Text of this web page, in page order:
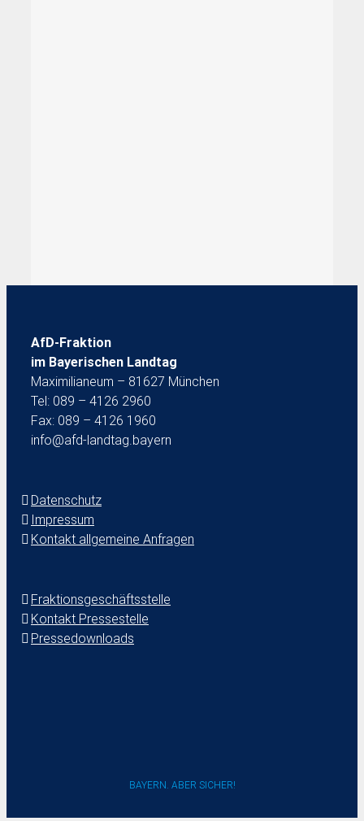
AfD-Fraktion
im Bayerischen Landtag
Maximilianeum – 81627 München
Tel: 089 – 4126 2960
Fax: 089 – 4126 1960
info@afd-landtag.bayern
Datenschutz
Impressum
Kontakt allgemeine Anfragen
Fraktionsgeschäftsstelle
Kontakt Pressestelle
Pressedownloads
BAYERN. ABER SICHER!